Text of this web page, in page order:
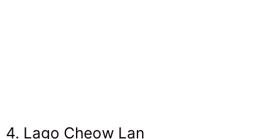
4. Lago Cheow Lan